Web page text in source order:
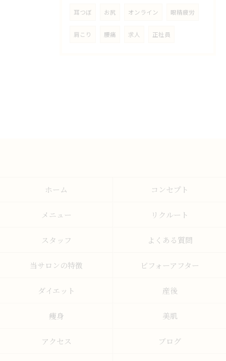
耳つぼ お尻 オンライン 眼精疲労
肩こり 腰痛 求人 正社員
ホーム コンセプト
メニュー リクルート
スタッフ よくある質問
当サロンの特徴 ビフォーアフター
ダイエット 産後
痩身 美肌
アクセス ブログ